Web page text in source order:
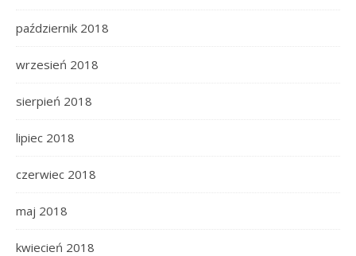
październik 2018
wrzesień 2018
sierpień 2018
lipiec 2018
czerwiec 2018
maj 2018
kwiecień 2018